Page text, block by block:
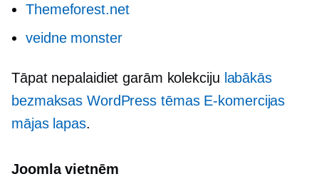
Themeforest.net
veidne monster
Tāpat nepalaidiet garām kolekciju labākās
bezmaksas WordPress tēmas E-komercijas
mājas lapas.
Joomla vietnēm